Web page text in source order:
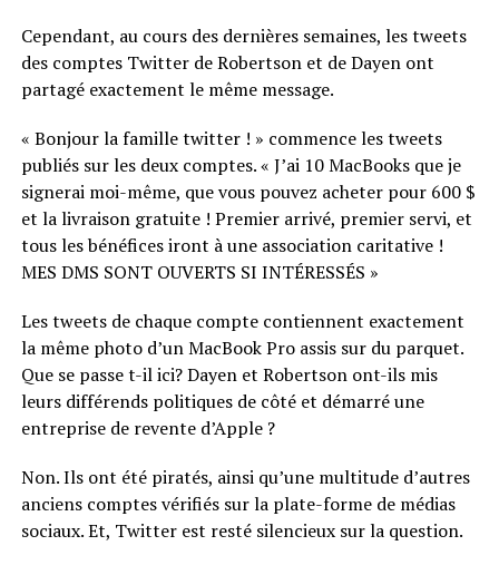
Cependant, au cours des dernières semaines, les tweets
des comptes Twitter de Robertson et de Dayen ont
partagé exactement le même message.
« Bonjour la famille twitter ! » commence les tweets
publiés sur les deux comptes. « J’ai 10 MacBooks que je
signerai moi-même, que vous pouvez acheter pour 600 $
et la livraison gratuite ! Premier arrivé, premier servi, et
tous les bénéfices iront à une association caritative !
MES DMS SONT OUVERTS SI INTÉRESSÉS »
Les tweets de chaque compte contiennent exactement
la même photo d’un MacBook Pro assis sur du parquet.
Que se passe t-il ici? Dayen et Robertson ont-ils mis
leurs différends politiques de côté et démarré une
entreprise de revente d’Apple ?
Non. Ils ont été piratés, ainsi qu’une multitude d’autres
anciens comptes vérifiés sur la plate-forme de médias
sociaux. Et, Twitter est resté silencieux sur la question.